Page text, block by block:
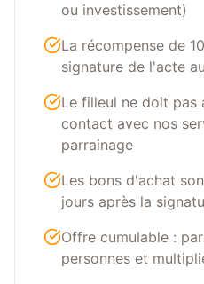
ou investissement)
La récompense de
signature de l'acte
Le filleul ne doit pas
contact avec nos
parrainage
Les bons d'achat
jours après la
Offre cumulable :
personnes et